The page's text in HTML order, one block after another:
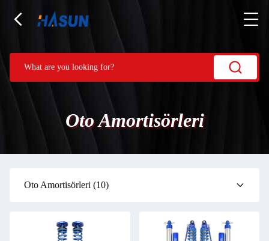
Oto Amortisörleri
Oto Amortisörleri (10)